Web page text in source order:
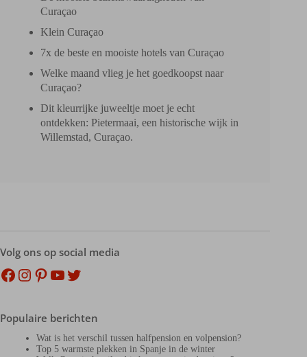
Curaçao
Klein Curaçao
7x de beste en mooiste hotels van Curaçao
Welke maand vlieg je het goedkoopst naar
Curaçao?
Dit kleurrijke juweeltje moet je echt
ontdekken: Pietermaai, een historische wijk in
Willemstad, Curaçao.
Volg ons op social media
Facebook
Instagram
Pinterest
YouTube
Twitter
Populaire berichten
Wat is het verschil tussen halfpension en volpension?
Top 5 warmste plekken in Spanje in de winter